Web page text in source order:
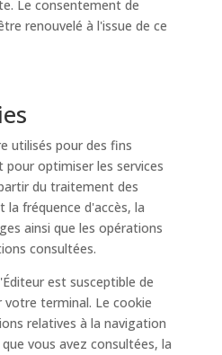
Le consentement de
renouvelé à l'issue de ce
utilisés pour des fins
optimiser les services
du traitement des
fréquence d'accès, la
ainsi que les opérations
consultées.
est susceptible de
votre terminal. Le cookie
relatives à la navigation
vous avez consultées, la